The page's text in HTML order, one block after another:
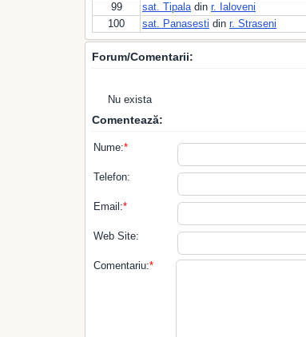
99
sat. Tipaladin r. Ialoveni
100
sat. Panasesti din r. Straseni
Forum/Comentarii:
Nu exista
Comentează:
Nume:*
Telefon:
Email:*
Web Site:
Comentariu:*